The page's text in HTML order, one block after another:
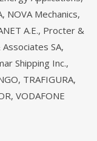
NOVA Mechanics,
Α.Ε., Procter &
Associates SA,
Shipping Inc.,
TRAFIGURA,
VODAFONE